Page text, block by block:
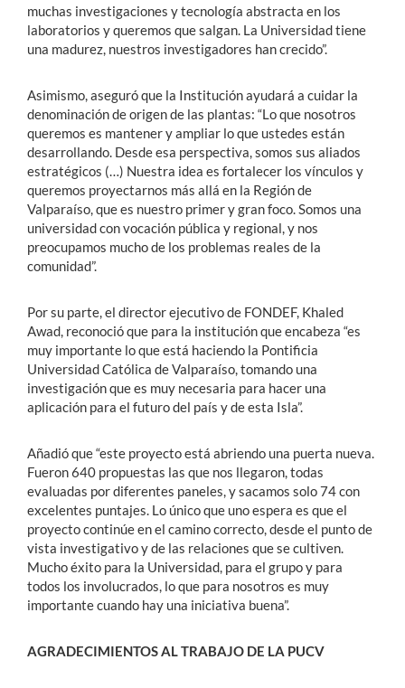
muchas investigaciones y tecnología abstracta en los
laboratorios y queremos que salgan. La Universidad tiene
una madurez, nuestros investigadores han crecido”.
Asimismo, aseguró que la Institución ayudará a cuidar la
denominación de origen de las plantas: “Lo que nosotros
queremos es mantener y ampliar lo que ustedes están
desarrollando. Desde esa perspectiva, somos sus aliados
estratégicos (…) Nuestra idea es fortalecer los vínculos y
queremos proyectarnos más allá en la Región de
Valparaíso, que es nuestro primer y gran foco. Somos una
universidad con vocación pública y regional, y nos
preocupamos mucho de los problemas reales de la
comunidad”.
Por su parte, el director ejecutivo de FONDEF, Khaled
Awad, reconoció que para la institución que encabeza “es
muy importante lo que está haciendo la Pontificia
Universidad Católica de Valparaíso, tomando una
investigación que es muy necesaria para hacer una
aplicación para el futuro del país y de esta Isla”.
Añadió que “este proyecto está abriendo una puerta nueva.
Fueron 640 propuestas las que nos llegaron, todas
evaluadas por diferentes paneles, y sacamos solo 74 con
excelentes puntajes. Lo único que uno espera es que el
proyecto continúe en el camino correcto, desde el punto de
vista investigativo y de las relaciones que se cultiven.
Mucho éxito para la Universidad, para el grupo y para
todos los involucrados, lo que para nosotros es muy
importante cuando hay una iniciativa buena”.
AGRADECIMIENTOS AL TRABAJO DE LA PUCV